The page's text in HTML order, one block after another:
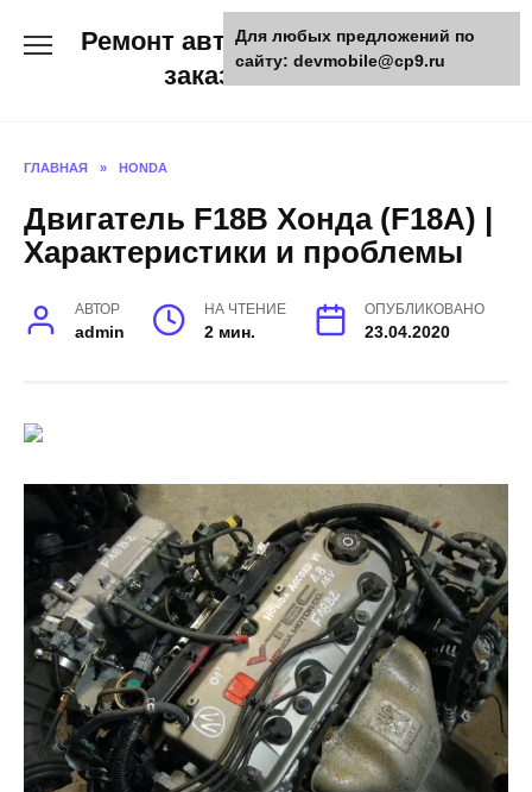
Ремонт авто и мото техники,
заказ запчастей
ГЛАВНАЯ » HONDA
Двигатель F18B Хонда (F18A) |
Характеристики и проблемы
АВТОР
admin
НА ЧТЕНИЕ
2 мин.
ОПУБЛИКОВАНО
23.04.2020
Для любых предложений по
сайту: devmobile@cp9.ru